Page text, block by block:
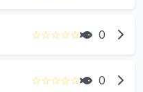
☆☆☆☆☆ 0
☆☆☆☆☆ 0